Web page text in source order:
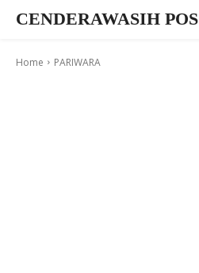
CENDERAWASIH POS
Home PARIWARA